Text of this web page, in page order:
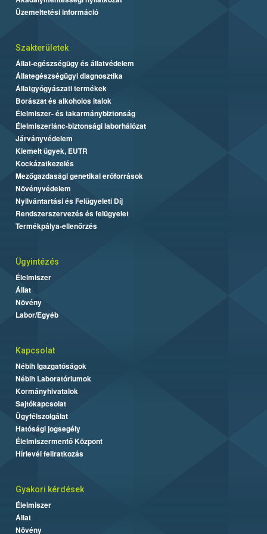
Üzemeltetési információ
Szakterületek
Állat-egészségügy és állatvédelem
Állategészségügyi diagnosztika
Állatgyógyászati termékek
Borászat és alkoholos italok
Élelmiszer- és takarmánybiztonság
Élelmiszerlánc-biztonsági laborhálózat
Járványvédelem
Kiemelt ügyek, EUTR
Kockázatkezelés
Mezőgazdasági genetikai erőforrások
Növényvédelem
Nyilvántartási és Felügyeleti Díj
Rendszerszervezés és felügyelet
Termékpálya-ellenőrzés
Ügyintézés
Élelmiszer
Állat
Növény
Labor/Egyéb
Kapcsolat
Nébih Igazgatóságok
Nébih Laboratóriumok
Kormányhivatalok
Sajtókapcsolat
Ügyfélszolgálat
Hatósági jogsegély
Élelmiszermentő Központ
Hírlevél feliratkozás
Gyakori kérdések
Élelmiszer
Állat
Növény